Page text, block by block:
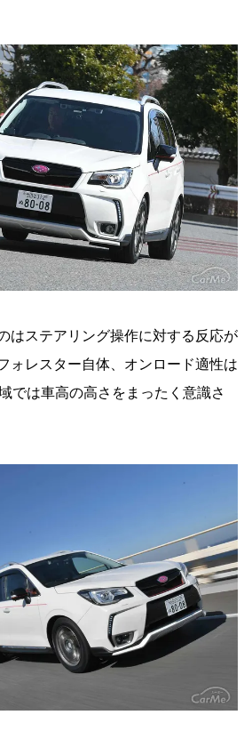
はステアリング操作に対する反応が
ォレスター自体、オンロード適性は
では車高の高さをまったく意識さ